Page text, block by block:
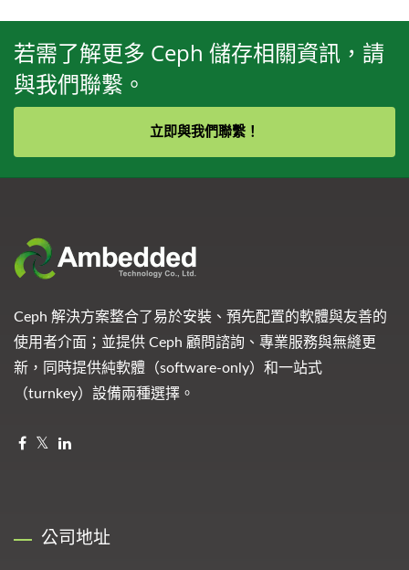
若需了解更多 Ceph 儲存相關資訊，請
與我們聯繫。
立即與我們聯繫！
Ceph 解決方案整合了易於安裝、預先配置的軟體與友善的
使用者介面；並提供 Ceph 顧問諮詢、專業服務與無縫更
新，同時提供純軟體（software-only）和一站式
（turnkey）設備兩種選擇。
公司地址